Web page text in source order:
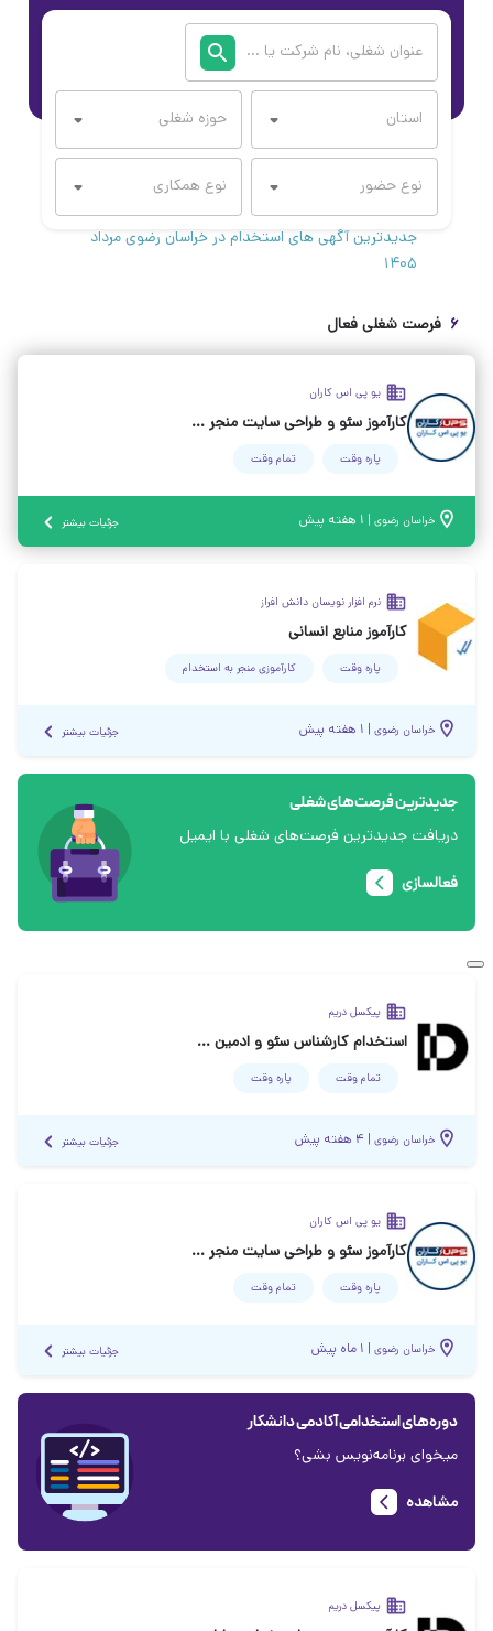
جدیدترین آگهی های استخدام در خراسان رضوی مرداد
۱۴۰۵
۶ فرصت شغلی فعال
یو پی اس کاران
کارآموز سئو و طراحی سایت منجر به استخدام
پاره وقت تمام وقت
خراسان رضوی | ۱ هفته پیش جزئیات بیشتر
نرم افزار نویسان دانش افراز
کارآموز منابع انسانی
پاره وقت کارآموزی منجر ‌به استخدام
خراسان رضوی | ۱ هفته پیش جزئیات بیشتر
جدیدترین فرصت‌های شغلی
دریافت جدیدترین فرصت‌های شغلی با ایمیل
فعالسازی
پیکسل دریم
استخدام کارشناس سئو و ادمین سایت
تمام وقت پاره وقت
خراسان رضوی | ۴ هفته پیش جزئیات بیشتر
یو پی اس کاران
کارآموز سئو و طراحی سایت منجر به استخدام
پاره وقت تمام وقت
خراسان رضوی | ۱ ماه پیش جزئیات بیشتر
دوره‌های استخدامی آکادمی دانشکار
میخوای برنامه‌نویس بشی؟
مشاهده
پیکسل دریم